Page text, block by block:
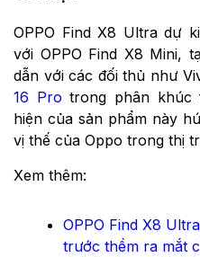
OPPO Find X8 Ultra dự
với OPPO Find X8 Mini,
dẫn với các đối thủ như
16 Pro trong phân khúc
hiện của sản phẩm này
vị thế của Oppo trong thị
Xem thêm:
OPPO Find X8
trước thềm ra mắt